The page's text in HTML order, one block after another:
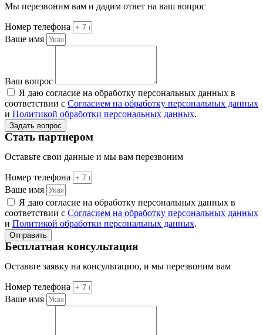
Мы перезвоним вам и дадим ответ на ваш вопрос
Номер телефона
Ваше имя
Ваш вопрос
Я даю согласие на обработку персональных данных в
соответствии с Согласием на обработку персональных данных
и Политикой обработки персональных данных.
Задать вопрос
Стать партнером
Оставьте свои данные и мы вам перезвоним
Номер телефона
Ваше имя
Я даю согласие на обработку персональных данных в
соответствии с Согласием на обработку персональных данных
и Политикой обработки персональных данных.
Отправить
Бесплатная консультация
Оставьте заявку на консультацию, и мы перезвоним вам
Номер телефона
Ваше имя